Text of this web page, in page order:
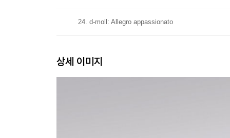
24. d-moll: Allegro appassionato
상세 이미지